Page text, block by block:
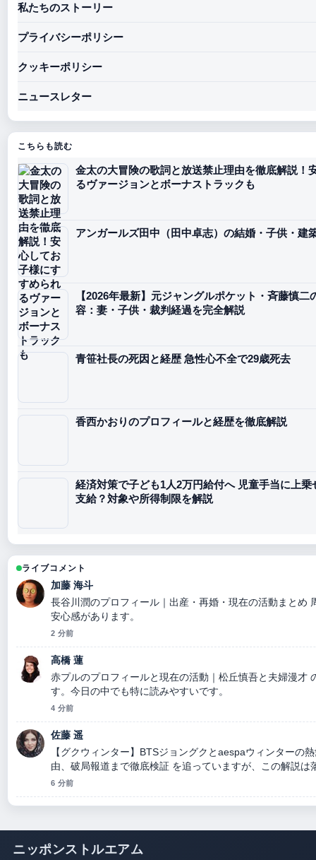
私たちのストーリー
プライバシーポリシー
クッキーポリシー
ニュースレター
こちらも読む
金太の大冒険の歌詞と放送禁止理由を徹底解説！
るヴァージョンとボーナストラックも
アンガールズ田中（田中卓志）の結婚・子供・建
【2026年最新】元ジャングルポケット・斉藤慎
容：妻・子供・裁判経過を完全解説
青笹社長の死因と経歴 急性心不全で29歳死去
香西かおりのプロフィールと経歴を徹底解説
経済対策で子ども1人2万円給付へ 児童手当に上
支給？対象や所得制限を解説
ライブコメント
加藤 海斗
長谷川潤のプロフィール｜出産・再婚・現在の活動まとめ
安心感があります。
2 分前
高橋 蓮
赤プルのプロフィールと現在の活動｜松丘慎吾と夫婦漫才
す。今日の中でも特に読みやすいです。
4 分前
佐藤 遥
【グクウィンター】BTSジョングクとaespaウィンターの
由、破局報道まで徹底検証 を追っていますが、この解説は
6 分前
ニッポンストルエアム